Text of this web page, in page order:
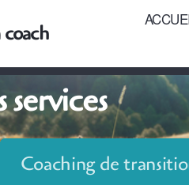
services
Coaching de